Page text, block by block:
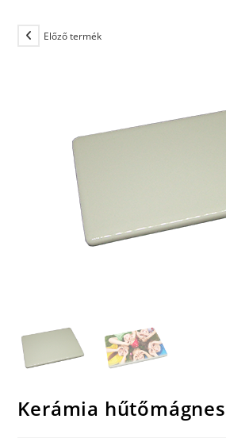
Előző termék
Kerámia